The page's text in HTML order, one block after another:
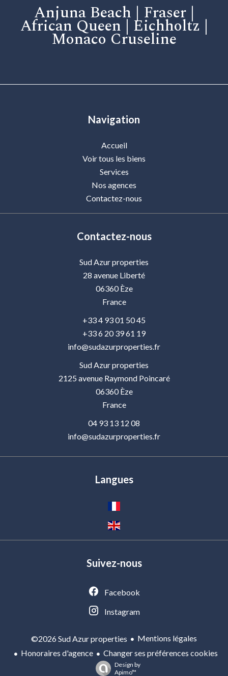
Anjuna Beach | Fraser |
African Queen | Eichholtz |
Monaco Cruseline
Navigation
Accueil
Voir tous les biens
Services
Nos agences
Contactez-nous
Contactez-nous
Sud Azur properties
28 avenue Liberté
06360Èze
France
+33 4 93 01 50 45
+33 6 20 39 61 19
info@sudazurproperties.fr
Sud Azur properties
2125 avenue Raymond Poincaré
06360Èze
France
04 93 13 12 08
info@sudazurproperties.fr
Langues
Suivez-nous
Facebook
Instagram
©2026 Sud Azur properties
Mentions légales
Honoraires d'agence
Changer ses préférences cookies
Design by
Apimo™